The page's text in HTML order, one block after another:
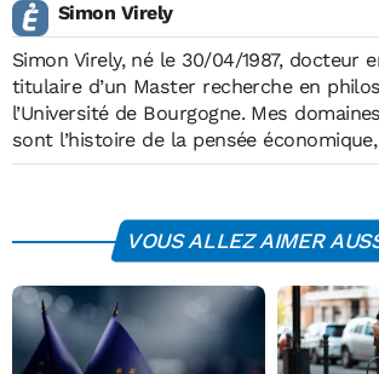
Simon Virely
Simon Virely, né le 30/04/1987, docteur
titulaire d’un Master recherche en
l’Université de Bourgogne. Mes
sont l’histoire de la pensée
macroéconomie moderne, les théories
Enseignant de 2010 à 2016 dans le
supérieur.
VOUS ALLEZ AIMER